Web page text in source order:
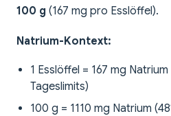
100 g (167 mg pro Esslöffel).
Natrium-Kontext:
1 Esslöffel = 167 mg
Tageslimits)
100 g = 1110 mg Natrium